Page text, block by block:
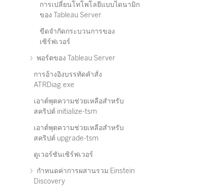
การเปลี่ยนโทโพโลยีแบบไดนามิก
ของ Tableau Server
ขีดจำกัดกระบวนการของ
เซิร์ฟเวอร์
พอร์ตของ Tableau Server
การอ้างอิงบรรทัดคำสั่ง
ATRDiag.exe
เอาต์พุตความช่วยเหลือสำหรับ
สคริปต์ initialize-tsm
เอาต์พุตความช่วยเหลือสำหรับ
สคริปต์ upgrade-tsm
ดูเวอร์ชันเซิร์ฟเวอร์
กำหนดค่าการผสานรวม Einstein
Discovery